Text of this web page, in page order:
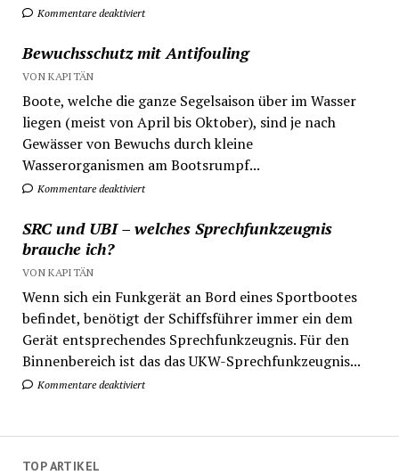
Kommentare deaktiviert
Bewuchsschutz mit Antifouling
VON KAPITÄN
Boote, welche die ganze Segelsaison über im Wasser
liegen (meist von April bis Oktober), sind je nach
Gewässer von Bewuchs durch kleine
Wasserorganismen am Bootsrumpf...
Kommentare deaktiviert
SRC und UBI – welches Sprechfunkzeugnis
brauche ich?
VON KAPITÄN
Wenn sich ein Funkgerät an Bord eines Sportbootes
befindet, benötigt der Schiffsführer immer ein dem
Gerät entsprechendes Sprechfunkzeugnis. Für den
Binnenbereich ist das das UKW-Sprechfunkzeugnis...
Kommentare deaktiviert
TOP ARTIKEL